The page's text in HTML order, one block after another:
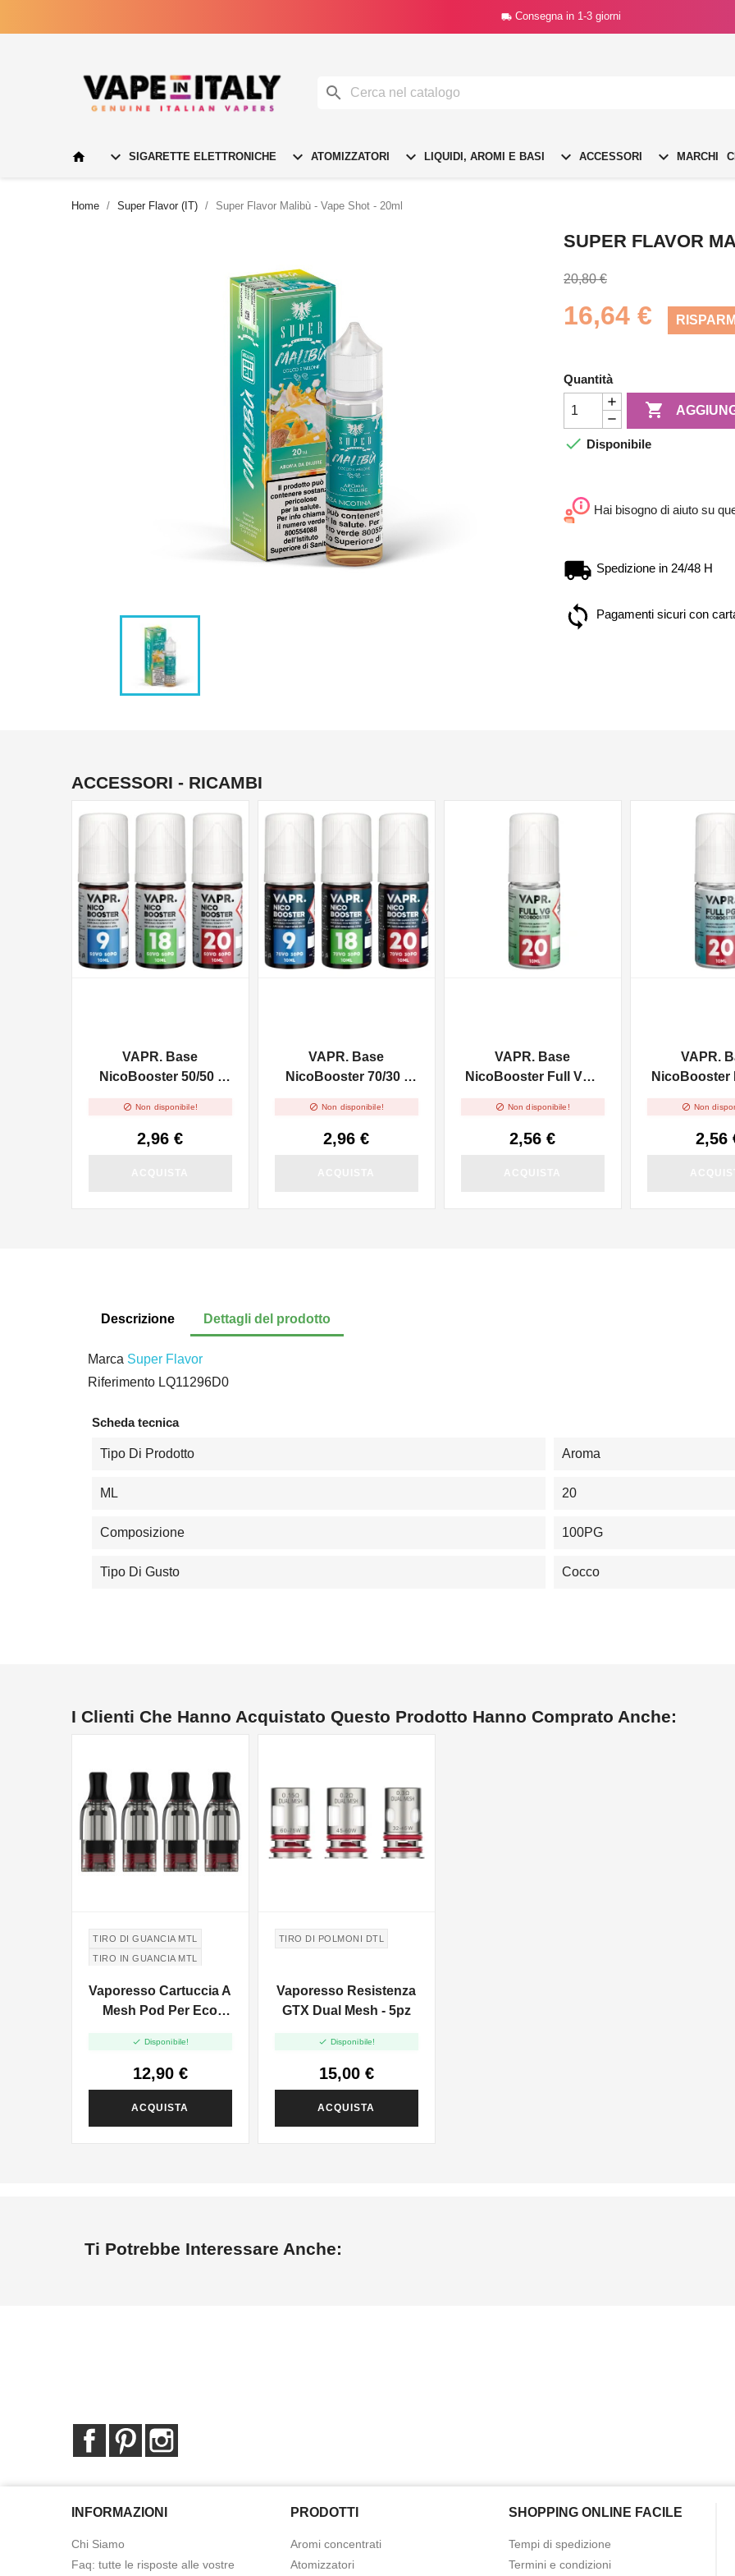
 Consegna in 1-3 giorni

  SIGARETTE ELETTRONICHE  ATOMIZZATORI  LIQUIDI, AROMI E BASI  ACCESSORI  MARCHI
Home Super Flavor (IT) Super Flavor Malibù - Vape Shot - 20ml
SUPER FLAVOR
20,80 €
16,64 €
Quantità

 Disponibile
Hai bisogno di aiuto su
Spedizione in 24/48 H
Pagamenti sicuri con
ACCESSORI - RICAMBI
VAPR. Base
NicoBooster 50/50 -
 Non disponibile!
2,96 €
VAPR. Base
NicoBooster 70/30 -
 Non disponibile!
2,96 €
VAPR. Base
NicoBooster Full VG -
 Non disponibile!
2,56 €
VAPR.
NicoBooster
 Non
2,56
Descrizione Dettagli del prodotto
Marca Super Flavor
Riferimento LQ11296D0
Scheda tecnica
Tipo Di Prodotto Aroma
ML 20
Composizione 100PG
Tipo Di Gusto Cocco
I Clienti Che Hanno Acquistato Questo Prodotto Hanno Comprato Anche:
TIRO DI GUANCIA MTL
TIRO IN GUANCIA MTL
Vaporesso Cartuccia A
Mesh Pod Per Eco
 Disponibile!
12,90 €
ACQUISTA
TIRO DI POLMONI DTL
Vaporesso Resistenza
GTX Dual Mesh - 5pz
 Disponibile!
15,00 €
ACQUISTA
Ti Potrebbe Interessare Anche:
FacebookPinterest
INFORMAZIONI
Chi Siamo
Faq: tutte le risposte alle vostre
PRODOTTI
Aromi concentrati
Atomizzatori
SHOPPING ONLINE FACILE
Tempi di spedizione
Termini e condizioni